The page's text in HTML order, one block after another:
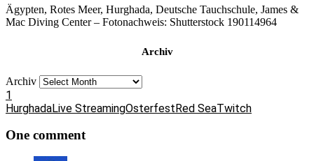
Ägypten, Rotes Meer, Hurghada, Deutsche Tauchschule, James &
Mac Diving Center – Fotonachweis: Shutterstock 190114964
Archiv
Archiv
1
HurghadaLive StreamingOsterfestRed SeaTwitch
One comment